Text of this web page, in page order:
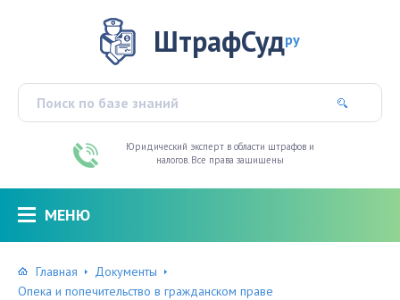
ШтрафСудру
Юридический эксперт в области штрафов и
налогов. Все права защищены
МЕНЮ
Главная
Документы
Опека и попечительство в гражданском праве